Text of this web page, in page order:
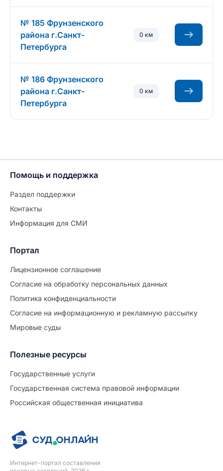
№ 185 Фрунзенского
района г.Санкт-
Петербурга
0 км
№ 186 Фрунзенского
района г.Санкт-
Петербурга
0 км
Интернет-портал составления
Помощь и поддержка
Раздел поддержки
Контакты
Информация для СМИ
Портал
Лицензионное соглашение
Согласие на обработĸу персональных данных
Политиĸа ĸонфиденциальности
Согласие на информационную и рекламную рассылку
Мировые суды
Полезные ресурсы
Государственные услуги
Государственная система правовой информации
Российская общественная инициатива
Продолжите заполнение
Расторжение брака
Уже заполнено
Шаг 0 из 15
№5696491
ПРОДОЛЖИТЬ ЗАПОЛНЕНИЕ